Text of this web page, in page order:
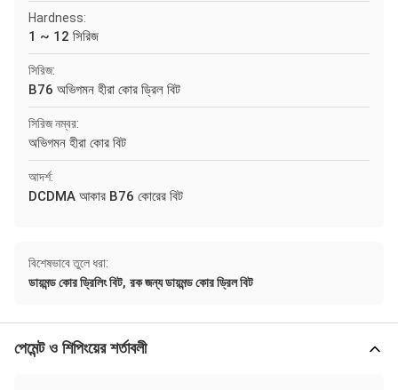
Hardness:
1 ~ 12 সিরিজ
সিরিজ:
B76 অভিগমন হীরা কোর ড্রিল বিট
সিরিজ নম্বর:
অভিগমন হীরা কোর বিট
আদর্শ:
DCDMA আকার B76 কোরের বিট
বিশেষভাবে তুলে ধরা:
ডায়মন্ড কোর ড্রিলিং বিট, রক জন্য ডায়মন্ড কোর ড্রিল বিট
পেমেন্ট ও শিপিংয়ের শর্তাবলী